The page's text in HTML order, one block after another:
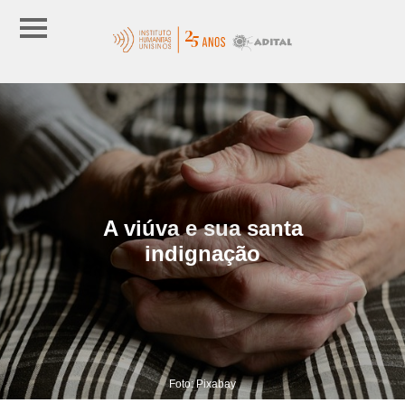
A viúva e sua santa
indignação
Foto: Pixabay